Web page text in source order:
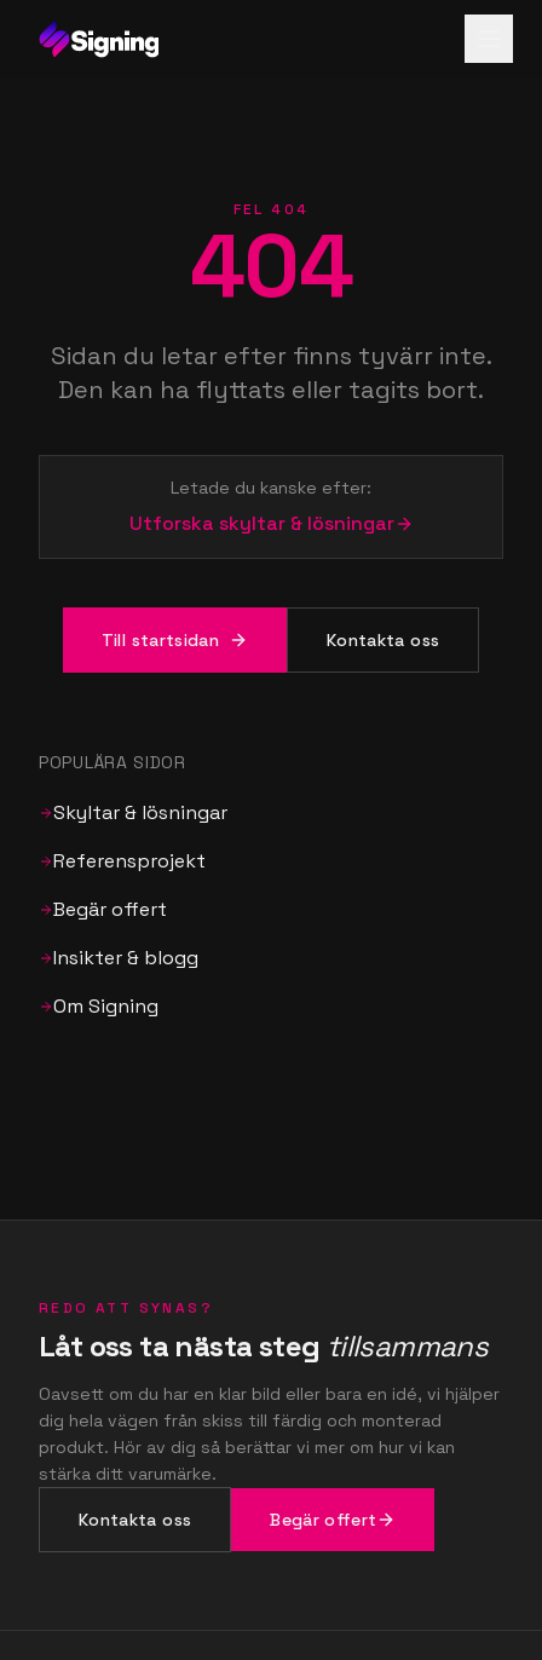
FEL 404
404
Sidan du letar efter finns tyvärr inte.
Den kan ha flyttats eller tagits bort.
Letade du kanske efter:
Utforska skyltar & lösningar
Till startsidan Kontakta oss
POPULÄRA SIDOR
Skyltar & lösningar
Referensprojekt
Begär offert
Insikter & blogg
Om Signing
REDO ATT SYNAS?
Låt oss ta nästa steg tillsammans
Oavsett om du har en klar bild eller bara en idé, vi hjälper
dig hela vägen från skiss till färdig och monterad
produkt. Hör av dig så berättar vi mer om hur vi kan
stärka ditt varumärke.
Kontakta oss Begär offert